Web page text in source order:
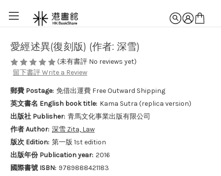
愛經述異(復刻版) (作者: 深雪)
(未有書評 No reviews yet)
留下書評 Write a Review
郵費 Postage: 免借出運費 Free Outward Shipping
英文書名 English book title: Kama Sutra (replica version)
出版社 Publisher: 青馬文化事業出版有限公司
作者 Author: 深雪 Zita, Law
版次 Edition: 第一版 1st edition
出版年份 Publication year: 2016
國際書號 ISBN: 9789888421183